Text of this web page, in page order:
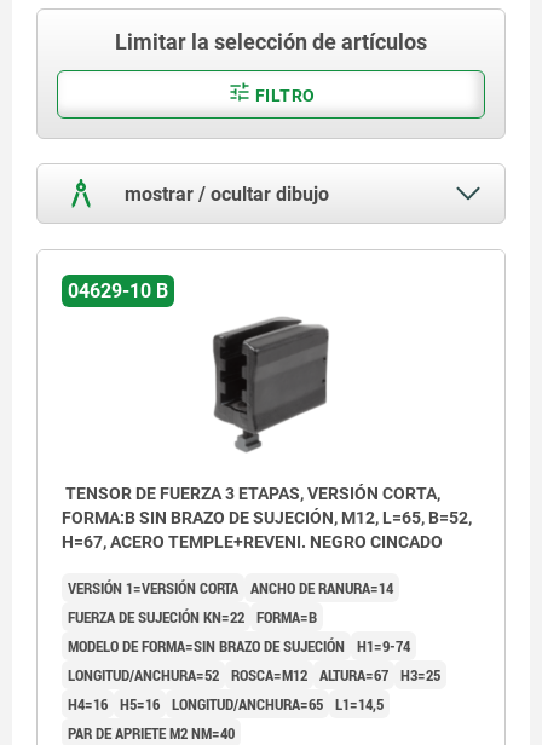
Limitar la selección de artículos
FILTRO
mostrar / ocultar dibujo
04629-10 B
TENSOR DE FUERZA 3 ETAPAS, VERSIÓN CORTA,
FORMA:B SIN BRAZO DE SUJECIÓN, M12, L=65, B=52,
H=67, ACERO TEMPLE+REVENI. NEGRO CINCADO
VERSIÓN 1=VERSIÓN CORTA ANCHO DE RANURA=14
FUERZA DE SUJECIÓN KN=22 FORMA=B
MODELO DE FORMA=SIN BRAZO DE SUJECIÓN H1=9-74
LONGITUD/ANCHURA=52 ROSCA=M12 ALTURA=67 H3=25
H4=16 H5=16 LONGITUD/ANCHURA=65 L1=14,5
PAR DE APRIETE M2 NM=40